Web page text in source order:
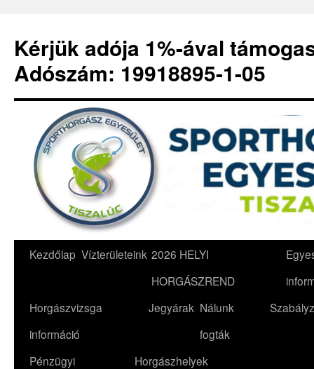
Kérjük adója 1%-ával
Adószám: 19918895-1-05
Kilépés
tartalomba
Kezdőlap Vízterületeink 2026 HELYI
HORGÁSZREND
Horgászvizsga
információ
Jegyárak Nálunk
fogták
Pénzügyi
Horgászhelyek